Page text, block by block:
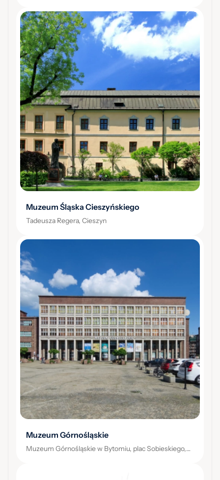
Muzeum Śląska Cieszyńskiego
Tadeusza Regera, Cieszyn
Muzeum Górnośląskie
Muzeum Górnośląskie w Bytomiu, plac Sobieskiego,